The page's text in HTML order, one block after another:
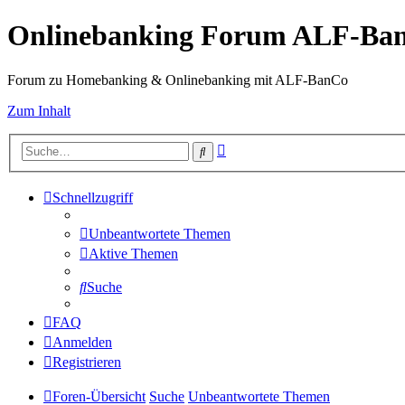
Onlinebanking Forum ALF-
Forum zu Homebanking & Onlinebanking mit ALF-BanCo
Zum Inhalt
Suche
Schnellzugriff
Unbeantwortete Themen
Aktive Themen
Suche
FAQ
Anmelden
Registrieren
Foren-Übersicht Suche Unbeantwortete Themen